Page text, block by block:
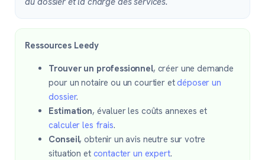
Ressources Leedy
Trouver un professionnel, créer une demande
pour un notaire ou un courtier etdéposer un
dossier.
Estimation, évaluer les coûts annexes et
calculer les frais.
Conseil, obtenir un avis neutre sur votre
situation et contacter un expert.